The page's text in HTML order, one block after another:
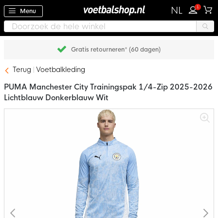
Menu NL 1
Gratis retourneren* (60 dagen)
Terug Voetbalkleding
PUMA Manchester City Trainingspak 1/4-Zip 2025-2026
Lichtblauw Donkerblauw Wit